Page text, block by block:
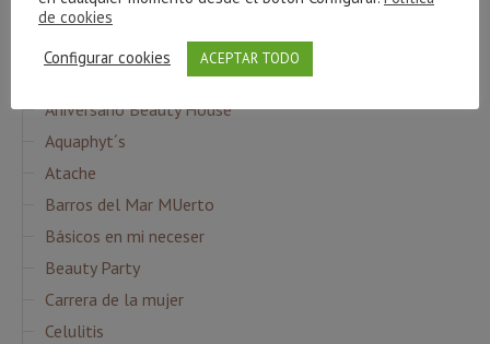
CATEGORÍAS
Agua Micelar
Aniversario Beauty House
Aquaphyt´s
Atache
Barros del Mar MUerto
Básicos en mi neceser
Beauty Party
Carrera de la mujer
Celulitis
de cookies
Configurar cookies
ACEPTAR TODO